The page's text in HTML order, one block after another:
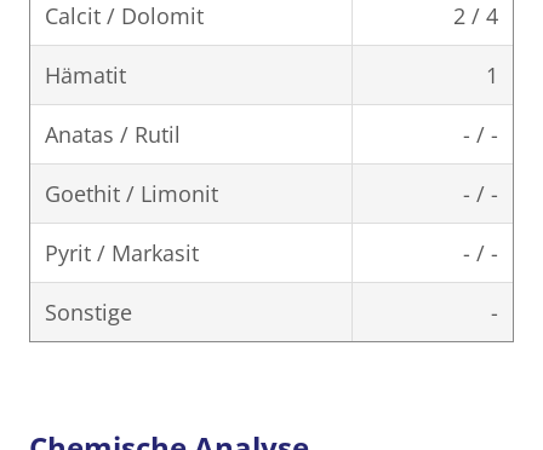
Calcit / Dolomit 2 / 4
Hämatit 1
Anatas / Rutil - / -
Goethit / Limonit - / -
Pyrit / Markasit - / -
Sonstige -